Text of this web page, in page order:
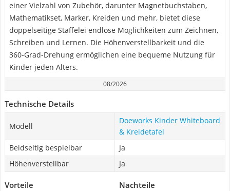
einer Vielzahl von Zubehör, darunter Magnetbuchstaben,
Mathematikset, Marker, Kreiden und mehr, bietet diese
doppelseitige Staffelei endlose Möglichkeiten zum Zeichnen,
Schreiben und Lernen. Die Höhenverstellbarkeit und die
360-Grad-Drehung ermöglichen eine bequeme Nutzung für
Kinder jeden Alters.
08/2026
Technische Details
Modell
Doeworks Kinder Whiteboard
& Kreidetafel
Beidseitig bespielbar
Ja
Höhenverstellbar
Ja
Vorteile Nachteile